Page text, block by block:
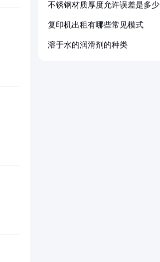
不锈钢材质厚度允许误差是多少
复印机出租有哪些常见模式
溶于水的润滑剂的种类